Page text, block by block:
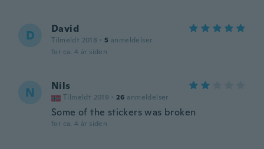
D David
Tilmeldt 2018 · 5 anmeldelser
for ca. 4 år siden
N Nils
Tilmeldt 2019 · 26 anmeldelser
Some of the stickers was broken
for ca. 4 år siden